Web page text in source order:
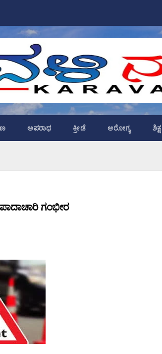
ಅಪರಾಧ ಕ್ರೀಡೆ ಆರೋಗ್ಯ
ಗಂಭೀರ